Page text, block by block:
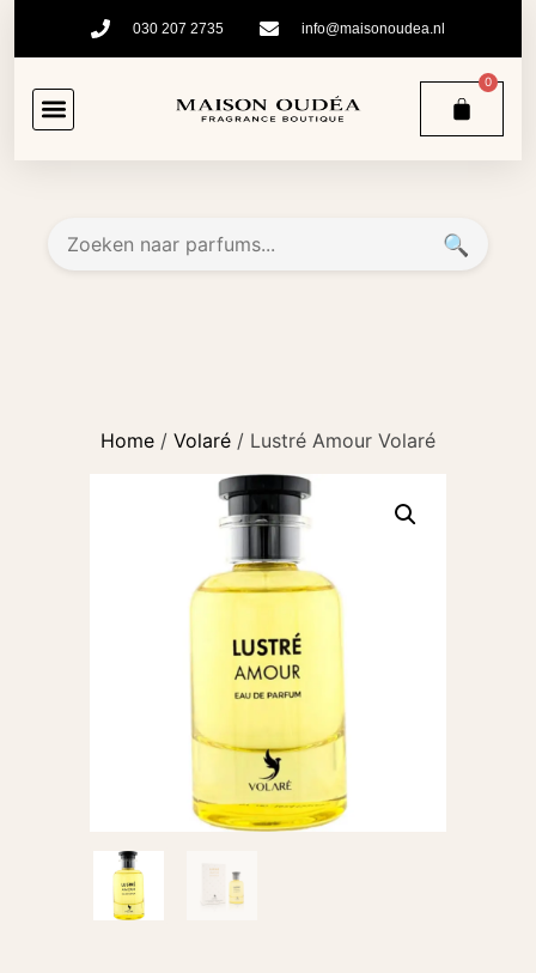
030 207 2735 info@maisonoudea.nl
0
🔍
Home / Volaré / Lustré Amour Volaré